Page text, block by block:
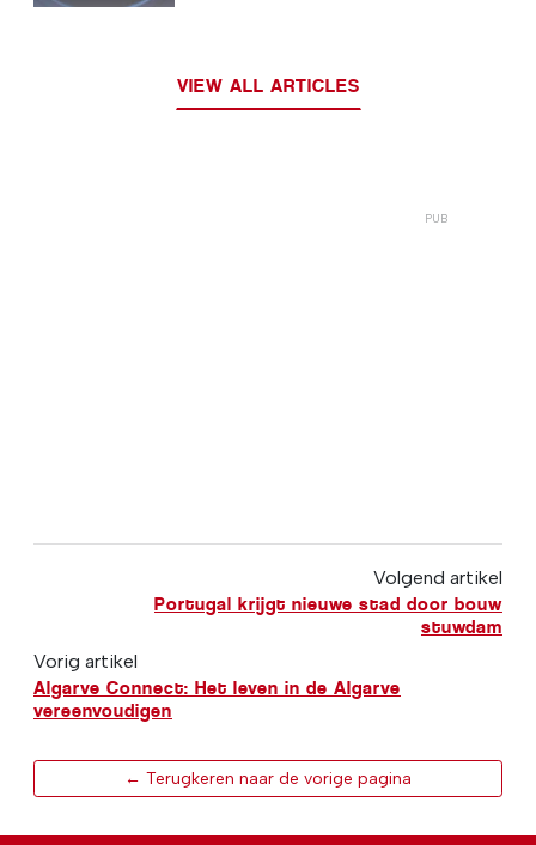
VIEW ALL ARTICLES
Volgend artikel
Portugal krijgt nieuwe stad door bouw
stuwdam
Vorig artikel
Algarve Connect: Het leven in de Algarve
vereenvoudigen
← Terugkeren naar de vorige pagina